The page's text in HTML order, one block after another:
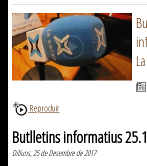
Reproduir
Butlletins informatius
Dilluns, 25 de Desembre de 2017